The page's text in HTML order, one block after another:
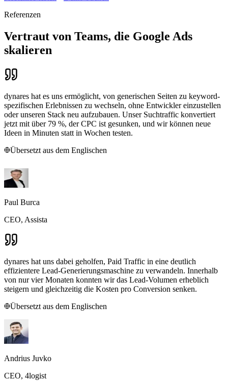
Referenzen
Vertraut von Teams, die Google Ads
skalieren
dynares hat es uns ermöglicht, von generischen Seiten zu keyword-
spezifischen Erlebnissen zu wechseln, ohne Entwickler einzustellen
oder unseren Stack neu aufzubauen. Unser Suchtraffic konvertiert
jetzt mit über 79 %, der CPC ist gesunken, und wir können neue
Ideen in Minuten statt in Wochen testen.
Übersetzt aus dem Englischen
Paul Burca
CEO, Assista
dynares hat uns dabei geholfen, Paid Traffic in eine deutlich
effizientere Lead-Generierungsmaschine zu verwandeln. Innerhalb
von nur vier Monaten konnten wir das Lead-Volumen erheblich
steigern und gleichzeitig die Kosten pro Conversion senken.
Übersetzt aus dem Englischen
Andrius Juvko
CEO, 4logist